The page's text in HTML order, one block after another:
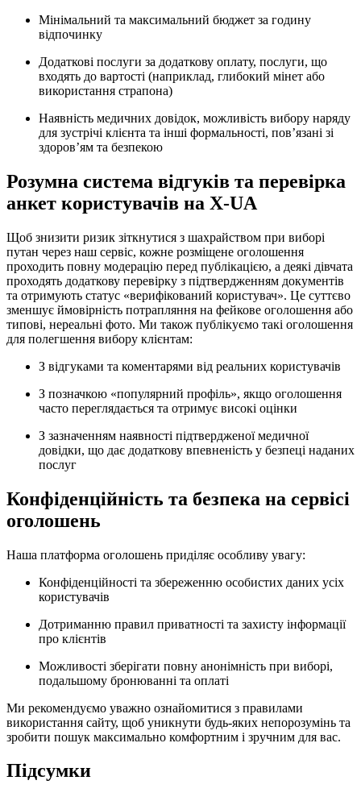
Мінімальний та максимальний бюджет за годину
відпочинку
Додаткові послуги за додаткову оплату, послуги, що
входять до вартості (наприклад, глибокий мінет або
використання страпона)
Наявність медичних довідок, можливість вибору наряду
для зустрічі клієнта та інші формальності, пов’язані зі
здоров’ям та безпекою
Розумна система відгуків та перевірка
анкет користувачів на X-UA
Щоб знизити ризик зіткнутися з шахрайством при виборі
путан через наш сервіс, кожне розміщене оголошення
проходить повну модерацію перед публікацією, а деякі дівчата
проходять додаткову перевірку з підтвердженням документів
та отримують статус «верифікований користувач». Це суттєво
зменшує ймовірність потрапляння на фейкове оголошення або
типові, нереальні фото. Ми також публікуємо такі оголошення
для полегшення вибору клієнтам:
З відгуками та коментарями від реальних користувачів
З позначкою «популярний профіль», якщо оголошення
часто переглядається та отримує високі оцінки
З зазначенням наявності підтвердженої медичної
довідки, що дає додаткову впевненість у безпеці наданих
послуг
Конфіденційність та безпека на сервісі
оголошень
Наша платформа оголошень приділяє особливу увагу:
Конфіденційності та збереженню особистих даних усіх
користувачів
Дотриманню правил приватності та захисту інформації
про клієнтів
Можливості зберігати повну анонімність при виборі,
подальшому бронюванні та оплаті
Ми рекомендуємо уважно ознайомитися з правилами
використання сайту, щоб уникнути будь-яких непорозумінь та
зробити пошук максимально комфортним і зручним для вас.
Підсумки